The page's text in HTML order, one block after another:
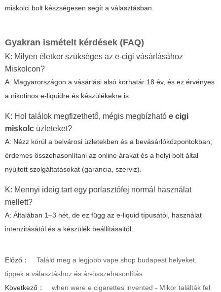
miskolci bolt készségesen segít a választásban.
Gyakran ismételt kérdések (FAQ)
K: Milyen életkor szükséges az e-cigi vásárlásához
Miskolcon?
A: Magyarországon a vásárlási alsó korhatár 18 év, és ez érvényes
a nikotinos e-liquidre és készülékekre is.
K: Hol találok megfizethető, mégis megbízható e cigi
miskolc üzleteket?
A: Nézz körül a belvárosi üzletekben és a bevásárlóközpontokban;
érdemes összehasonlítani az online árakat és a helyi bolt által
nyújtott szolgáltatásokat (garancia, szerviz).
K: Mennyi ideig tart egy porlasztófej normál használat
mellett?
A: Általában 1–3 hét, de ez függ az e-liquid típusától, használat
intenzitásától és a készülék beállításaitól.
Előző：
Találd meg a legjobb vape shop budapest helyeket,
tippek a választáshoz és ár-összehasonlítás
Következő：
when were e cigarettes invented - Mikor találták fel